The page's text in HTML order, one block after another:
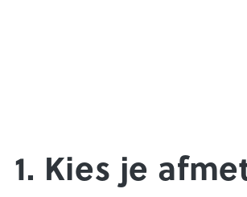
1. Kies je